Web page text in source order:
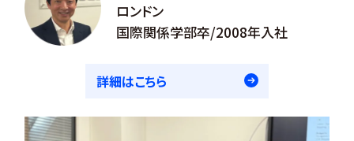
ロンドン
国際関係学部卒/2008年入社
詳細はこちら